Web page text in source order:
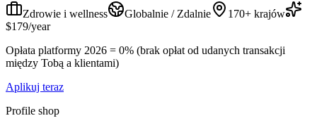
Zdrowie i wellness Globalnie / Zdalnie
170+ krajów
$179/year
Opłata platformy 2026 = 0% (brak opłat od udanych transakcji
między Tobą a klientami)
Aplikuj teraz
Profile shop